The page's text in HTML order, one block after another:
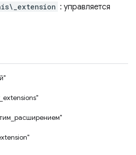
: управляется